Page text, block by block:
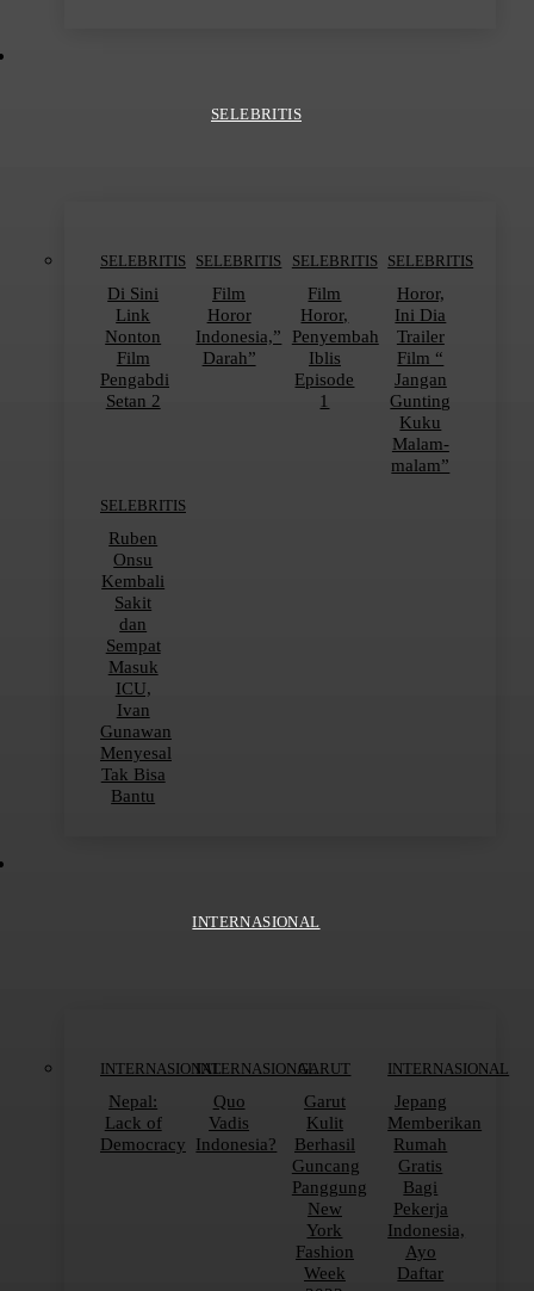
SELEBRITIS
SELEBRITIS
Di Sini
Link
Nonton
Film
Pengabdi
Setan 2
SELEBRITIS
Film
Horor
Indonesia,”
Darah”
SELEBRITIS
Film
Horor,
Penyembah
Iblis
Episode
1
SELEBRITIS
Horor,
Ini Dia
Trailer
Film “
Jangan
Gunting
Kuku
Malam-
malam”
SELEBRITIS
Ruben
Onsu
Kembali
Sakit
dan
Sempat
Masuk
ICU,
Ivan
Gunawan
Menyesal
Tak Bisa
Bantu
INTERNASIONAL
INTERNASIONAL
Nepal:
Lack of
Democracy
INTERNASIONAL
Quo
Vadis
Indonesia?
GARUT
Garut
Kulit
Berhasil
Guncang
Panggung
New
York
Fashion
Week
INTERNASIONAL
Jepang
Memberikan
Rumah
Gratis
Bagi
Pekerja
Indonesia,
Ayo
Daftar